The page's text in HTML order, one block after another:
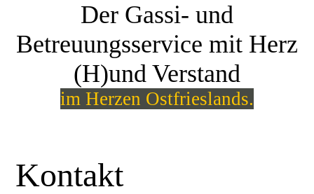
Der Gassi- und
Betreuungsservice mit Herz
(H)und Verstand
im Herzen Ostfrieslands.
Kontakt